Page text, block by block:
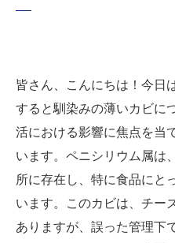
皆さん、こんにちは！今日
すると馴染みの薄いカビに
活における影響に焦点を当
います。ペニシリウム属は
所に存在し、特に食品にと
います。このカビは、チー
ありますが、誤った管理下